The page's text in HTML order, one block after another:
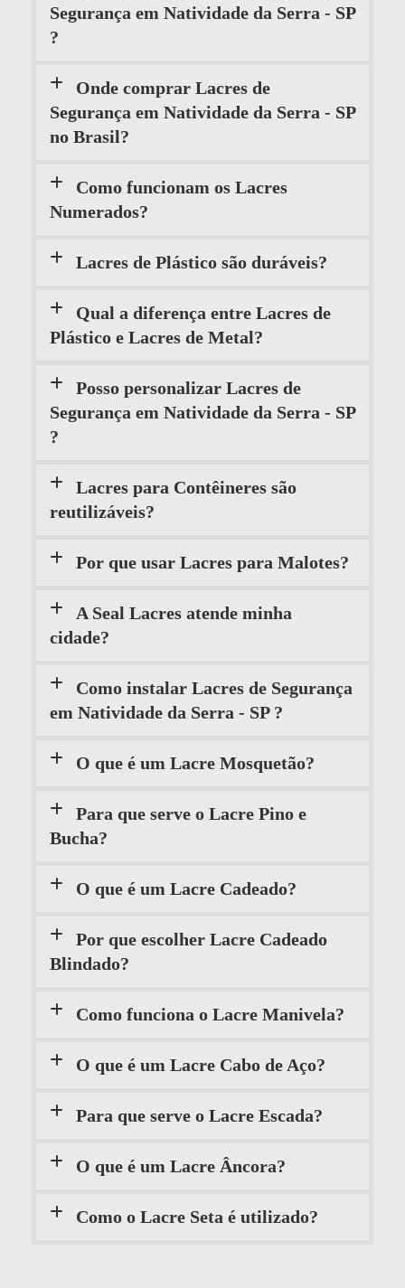
Segurança em Natividade da Serra - SP
?
Onde comprar Lacres de
Segurança em Natividade da Serra - SP
no Brasil?
Como funcionam os Lacres
Numerados?
Lacres de Plástico são duráveis?
Qual a diferença entre Lacres de
Plástico e Lacres de Metal?
Posso personalizar Lacres de
Segurança em Natividade da Serra - SP
?
Lacres para Contêineres são
reutilizáveis?
Por que usar Lacres para Malotes?
A Seal Lacres atende minha
cidade?
Como instalar Lacres de Segurança
em Natividade da Serra - SP ?
O que é um Lacre Mosquetão?
Para que serve o Lacre Pino e
Bucha?
O que é um Lacre Cadeado?
Por que escolher Lacre Cadeado
Blindado?
Como funciona o Lacre Manivela?
O que é um Lacre Cabo de Aço?
Para que serve o Lacre Escada?
O que é um Lacre Âncora?
Como o Lacre Seta é utilizado?